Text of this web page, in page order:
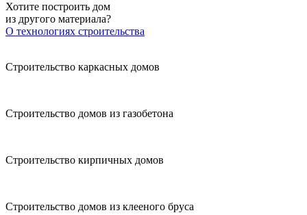
Хотите построить дом
из другого материала?
О технологиях строительства
Строительство каркасных домов
Строительство домов из газобетона
Строительство кирпичных домов
Строительство домов из клееного бруса